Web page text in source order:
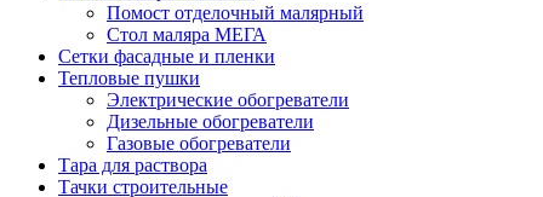
Помост отделочный малярный
Стол маляра МЕГА
Сетки фасадные и пленки
Тепловые пушки
Электрические обогреватели
Дизельные обогреватели
Газовые обогреватели
Тара для раствора
Тачки строительные